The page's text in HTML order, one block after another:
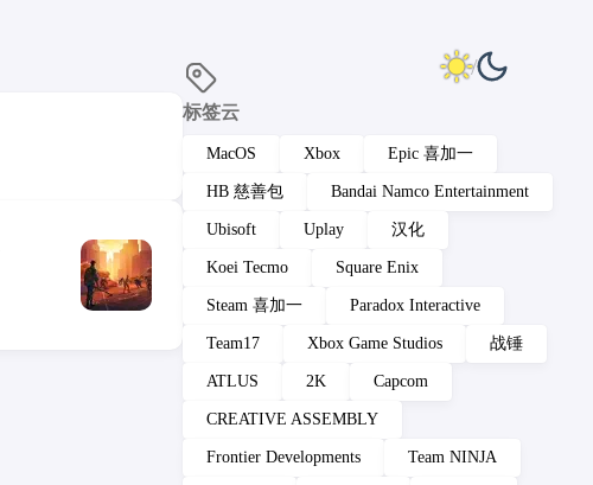
标签云
MacOS Xbox Epic 喜加一
HB 慈善包 Bandai Namco Entertainment
Ubisoft Uplay 汉化
Koei Tecmo Square Enix
Steam 喜加一 Paradox Interactive
Team17 Xbox Game Studios 战锤
ATLUS 2K Capcom
CREATIVE ASSEMBLY
Frontier Developments Team NINJA